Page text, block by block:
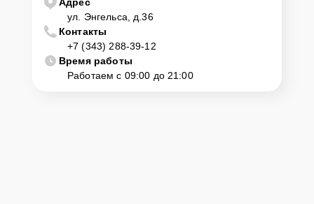
ул. Энгельса, д.36
Контакты
+7 (343) 288-39-12
Время работы
Работаем с 09:00 до 21:00